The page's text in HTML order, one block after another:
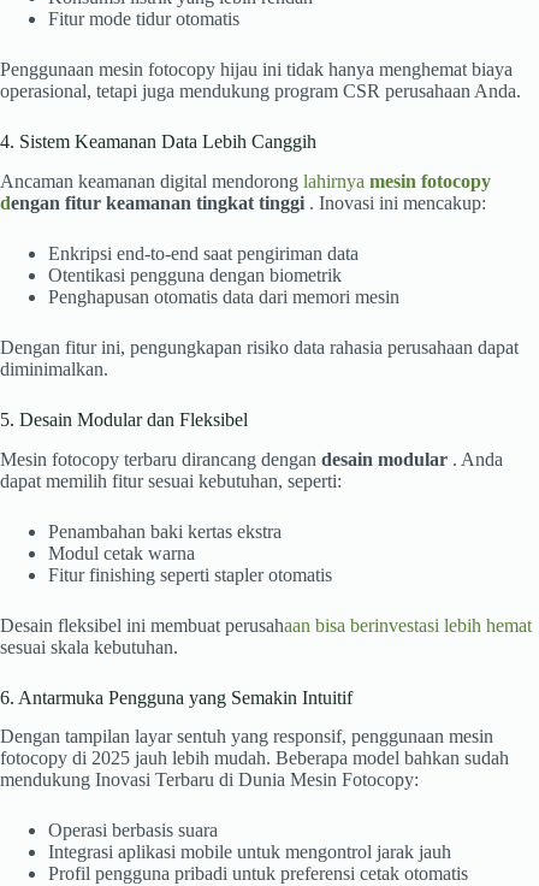
Fitur mode tidur otomatis
Penggunaan mesin fotocopy hijau ini tidak hanya menghemat biaya
operasional, tetapi juga mendukung program CSR perusahaan Anda.
4. Sistem Keamanan Data Lebih Canggih
Ancaman keamanan digital mendorong lahirnya mesin fotocopy
dengan fitur keamanan tingkat tinggi . Inovasi ini mencakup:
Enkripsi end-to-end saat pengiriman data
Otentikasi pengguna dengan biometrik
Penghapusan otomatis data dari memori mesin
Dengan fitur ini, pengungkapan risiko data rahasia perusahaan dapat
diminimalkan.
5. Desain Modular dan Fleksibel
Mesin fotocopy terbaru dirancang dengan desain modular . Anda
dapat memilih fitur sesuai kebutuhan, seperti:
Penambahan baki kertas ekstra
Modul cetak warna
Fitur finishing seperti stapler otomatis
Desain fleksibel ini membuat perusahaan bisa berinvestasi lebih hemat
sesuai skala kebutuhan.
6. Antarmuka Pengguna yang Semakin Intuitif
Dengan tampilan layar sentuh yang responsif, penggunaan mesin
fotocopy di 2025 jauh lebih mudah. Beberapa model bahkan sudah
mendukung Inovasi Terbaru di Dunia Mesin Fotocopy:
Operasi berbasis suara
Integrasi aplikasi mobile untuk mengontrol jarak jauh
Profil pengguna pribadi untuk preferensi cetak otomatis